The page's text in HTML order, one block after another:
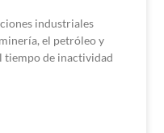
industriales
el petróleo y
tiempo de inactividad